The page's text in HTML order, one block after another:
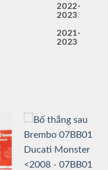
2022-
2023
2021-
2023